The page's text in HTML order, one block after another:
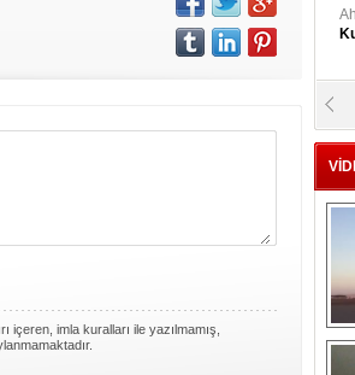
imla kuralları ile yazılmamış,